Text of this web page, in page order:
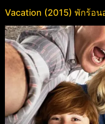
Vacation (2015) พักร้อน